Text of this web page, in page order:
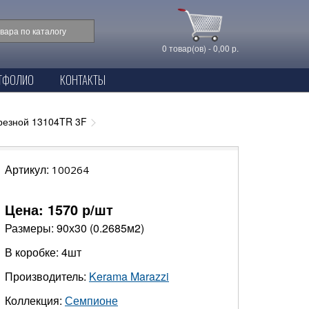
0 товар(ов) - 0,00 р.
КОНТАКТЫ
13104TR 3F
Артикул: 100264
Цена: 1570 р/шт
Размеры: 90х30 (0.2685м2)
В коробке: 4шт
Производитель: Kerama Marazzi
Коллекция: Семпионе